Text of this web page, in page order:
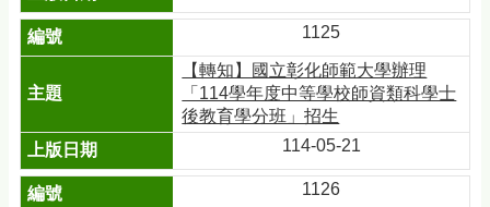
1125
【轉知】國立彰化師範大學辦理
「114學年度中等學校師資類科學士
後教育學分班」招生
114-05-21
1126